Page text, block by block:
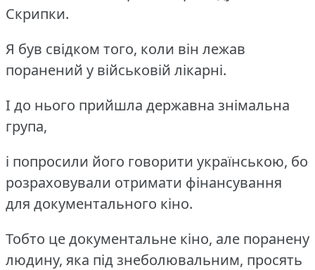
Скрипки.
Я був свідком того, коли він лежав
поранений у військовій лікарні.
І до нього прийшла державна знімальна
група,
і попросили його говорити українською, бо
розраховували отримати фінансування
для документального кіно.
Тобто це документальне кіно, але поранену
людину, яка під знеболювальним, просять